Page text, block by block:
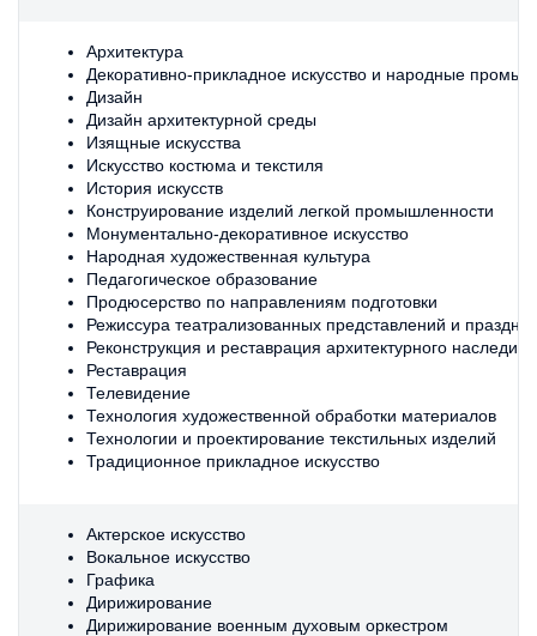
Архитектура
Декоративно-прикладное искусство и народные
Дизайн
Дизайн архитектурной среды
Изящные искусства
Искусство костюма и текстиля
История искусств
Конструирование изделий легкой промышленности
Монументально-декоративное искусство
Народная художественная культура
Педагогическое образование
Продюсерство по направлениям подготовки
Режиссура театрализованных представлений и
Реконструкция и реставрация архитектурного наследия
Реставрация
Телевидение
Технология художественной обработки материалов
Технологии и проектирование текстильных изделий
Традиционное прикладное искусство
Актерское искусство
Вокальное искусство
Графика
Дирижирование
Дирижирование военным духовым оркестром